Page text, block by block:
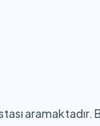
aramaktadır.